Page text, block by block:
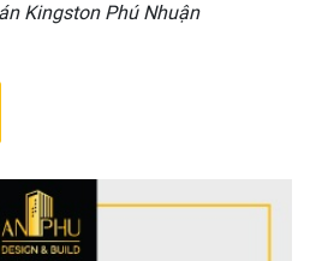
Kingston Phú Nhuận